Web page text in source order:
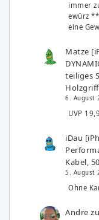
immer
ewürz
eine
Matze
teiliges
6. August
UVP
iDau
Kabel,
5. August
Ohne
Andre zu